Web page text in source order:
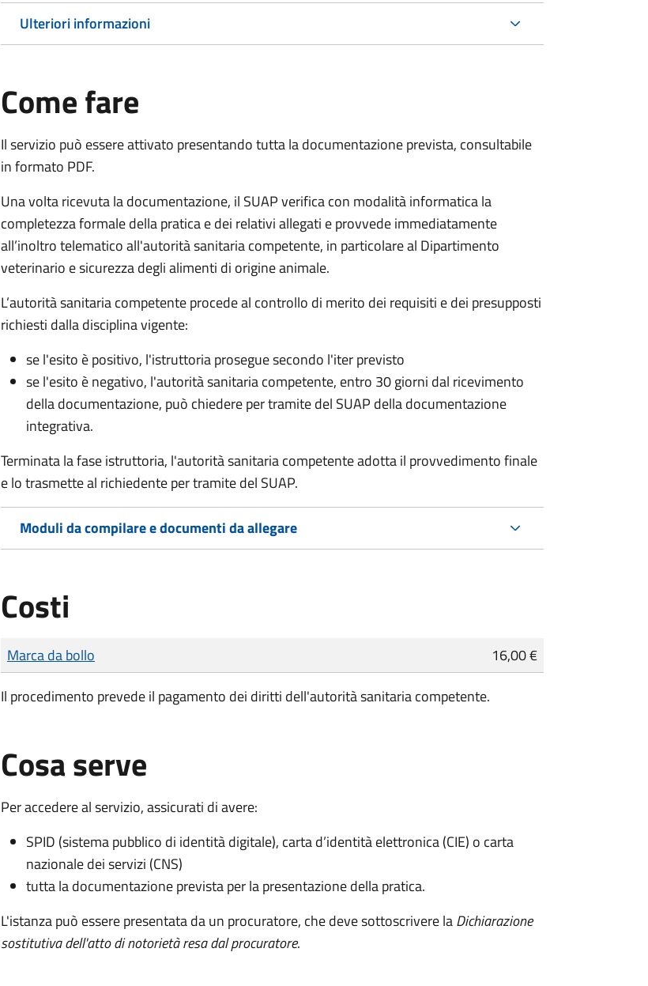
Ulteriori informazioni
Come fare
Il servizio può essere attivato presentando tutta la documentazione prevista, consultabile
in formato PDF.
Una volta ricevuta la documentazione, il SUAP verifica con modalità informatica la
completezza formale della pratica e dei relativi allegati e provvede immediatamente
all’inoltro telematico all'autorità sanitaria competente, in particolare al Dipartimento
veterinario e sicurezza degli alimenti di origine animale.
L’autorità sanitaria competente procede al controllo di merito dei requisiti e dei presupposti
richiesti dalla disciplina vigente:
se l'esito è positivo, l'istruttoria prosegue secondo l'iter previsto
se l'esito è negativo, l'autorità sanitaria competente, entro 30 giorni dal ricevimento
della documentazione, può chiedere per tramite del SUAP della documentazione
integrativa.
Terminata la fase istruttoria, l'autorità sanitaria competente adotta il provvedimento finale
e lo trasmette al richiedente per tramite del SUAP.
Moduli da compilare e documenti da allegare
Costi
Tipo di pagamento
Importo
Marca da bollo
16,00 €
Il procedimento prevede il pagamento dei diritti dell'autorità sanitaria competente.
Cosa serve
Per accedere al servizio, assicurati di avere:
SPID (sistema pubblico di identità digitale), carta d’identità elettronica (CIE) o carta
nazionale dei servizi (CNS)
tutta la documentazione prevista per la presentazione della pratica.
L'istanza può essere presentata da un procuratore, che deve sottoscrivere laDichiarazione
sostitutiva dell'atto di notorietà resa dal procuratore.